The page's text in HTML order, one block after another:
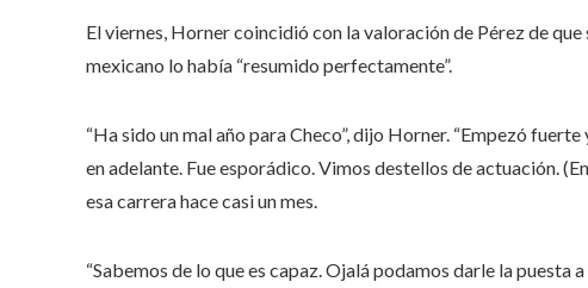
El viernes, Horner coincidió con la valoración de Pérez de
mexicano lo había “resumido perfectamente”.
“Ha sido un mal año para Checo”, dijo Horner. “Empezó
en adelante. Fue esporádico. Vimos destellos de actuación.
esa carrera hace casi un mes.
“Sabemos de lo que es capaz. Ojalá podamos darle la